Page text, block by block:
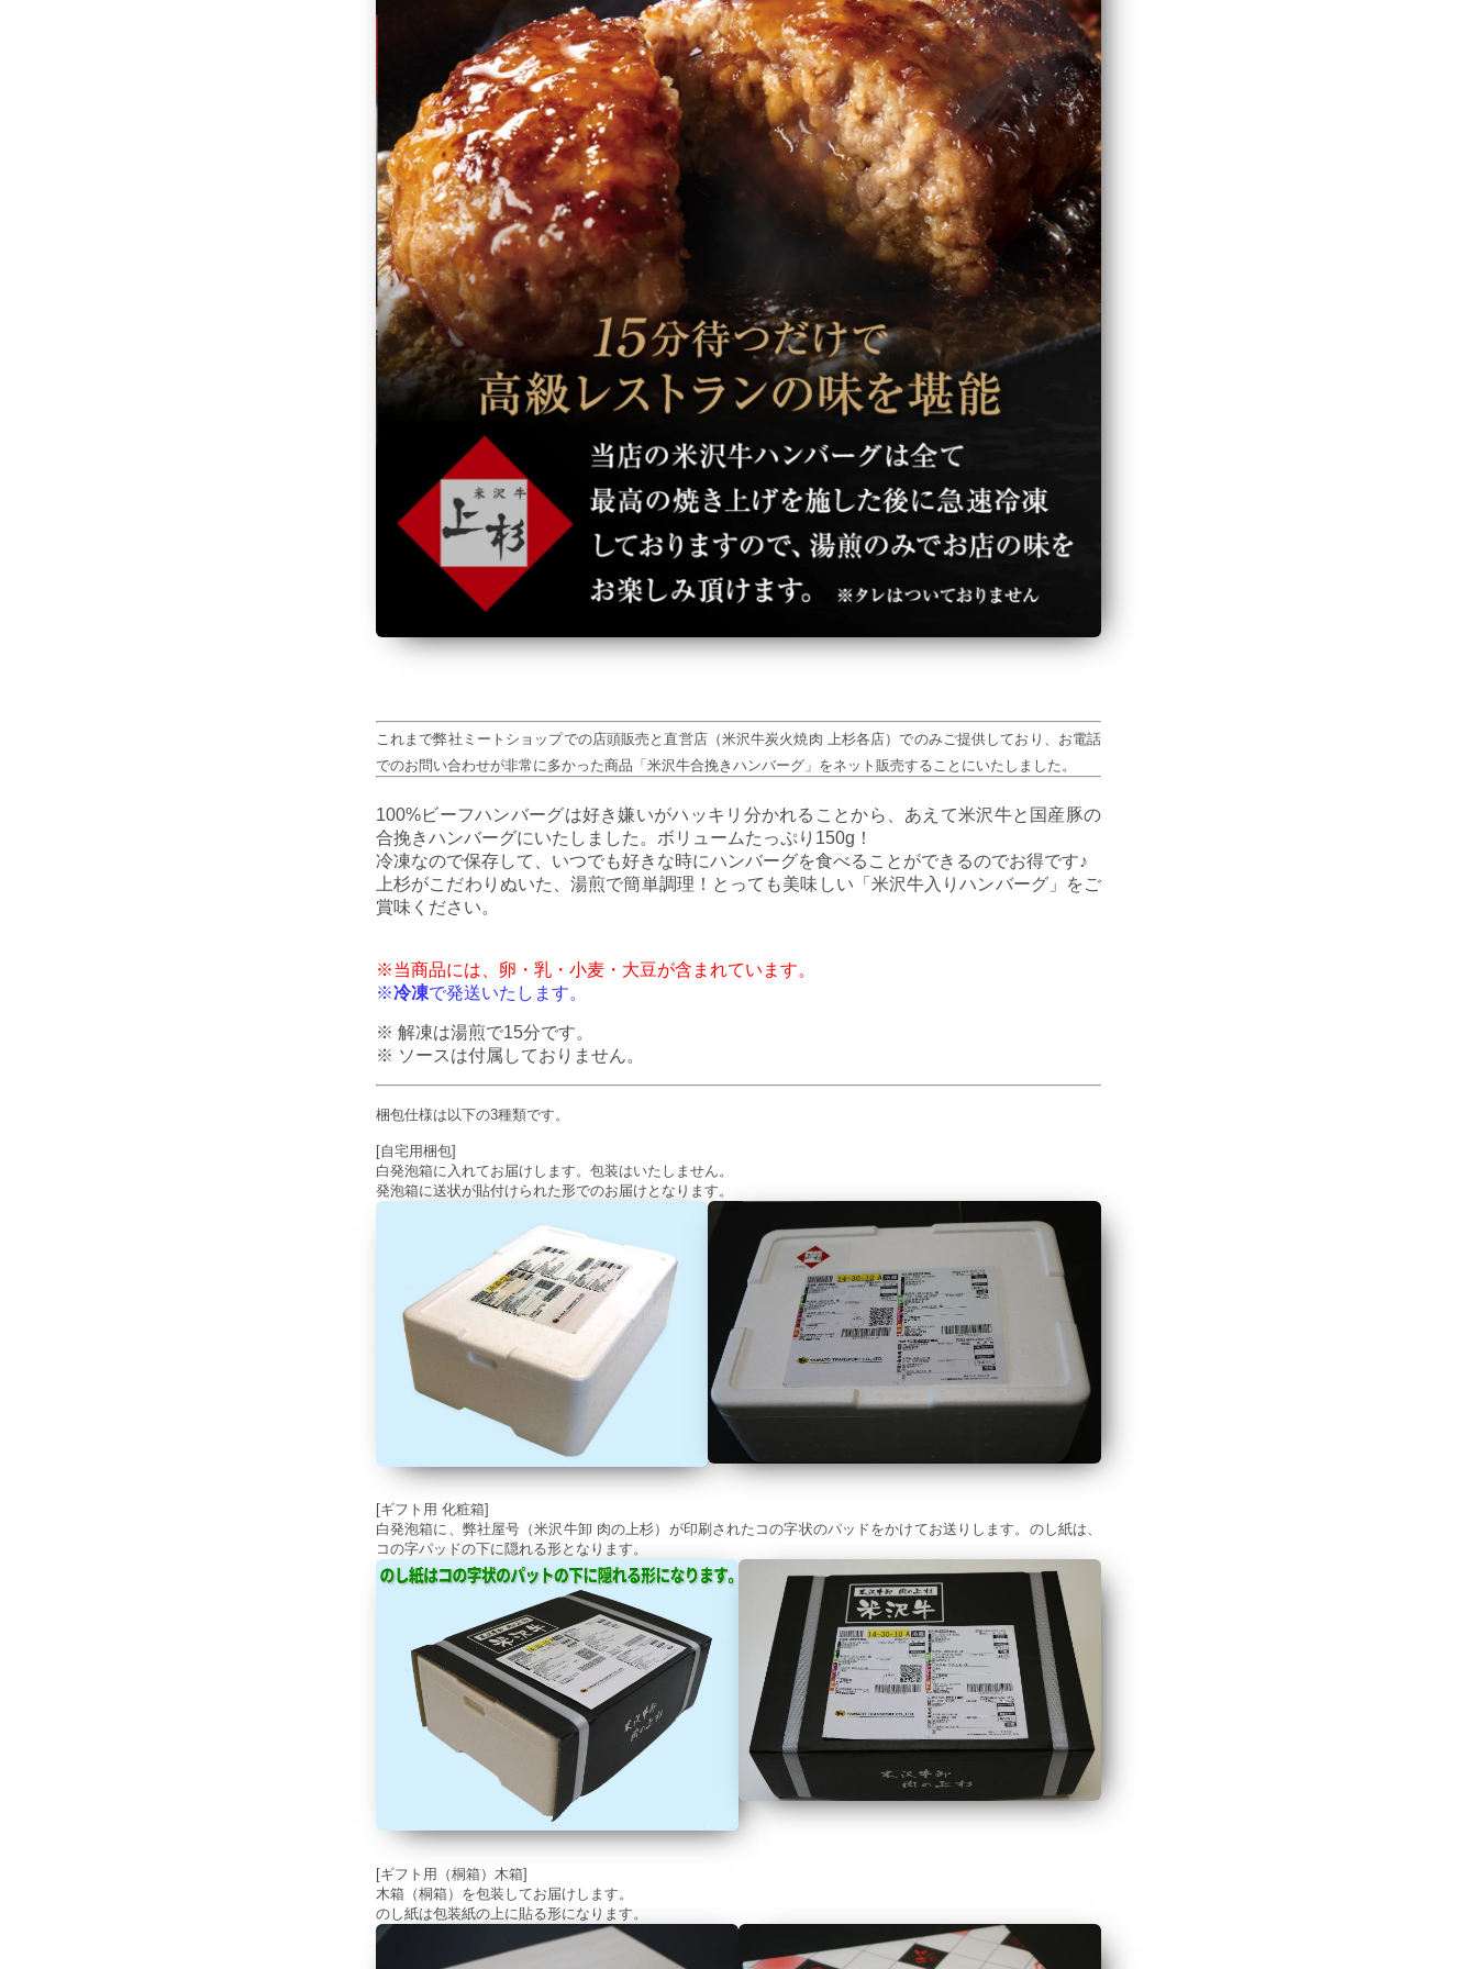
これまで弊社ミートショップでの店頭販売と直営店（米沢牛炭火焼肉 上杉各店）でのみご提供しており、お電話
でのお問い合わせが非常に多かった商品「米沢牛合挽きハンバーグ」をネット販売することにいたしました。
100%ビーフハンバーグは好き嫌いがハッキリ分かれることから、あえて米沢牛と国産豚の
合挽きハンバーグにいたしました。ボリュームたっぷり150g！
冷凍なので保存して、いつでも好きな時にハンバーグを食べることができるのでお得です♪
上杉がこだわりぬいた、湯煎で簡単調理！とっても美味しい「米沢牛入りハンバーグ」をご
賞味ください。
※当商品には、卵・乳・小麦・大豆が含まれています。
※冷凍で発送いたします。
※ 解凍は湯煎で15分です。
※ ソースは付属しておりません。
梱包仕様は以下の3種類です。
[自宅用梱包]
白発泡箱に入れてお届けします。包装はいたしません。
発泡箱に送状が貼付けられた形でのお届けとなります。
[ギフト用 化粧箱]
白発泡箱に、弊社屋号（米沢牛卸 肉の上杉）が印刷されたコの字状のパッドをかけてお送りします。のし紙は、
コの字パッドの下に隠れる形となります。
[ギフト用（桐箱）木箱]
木箱（桐箱）を包装してお届けします。
のし紙は包装紙の上に貼る形になります。